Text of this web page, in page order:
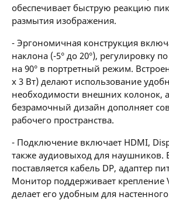
обеспечивает быструю реакцию
размытия изображения.
- Эргономичная конструкция
наклона (-5° до 20°), регулировку
на 90° в портретный режим.
x 3 Вт) делают использование
необходимости внешних колонок,
безрамочный дизайн дополняет
рабочего пространства.
- Подключение включает HDMI,
также аудиовыход для наушников.
поставляется кабель DP, адаптер
Монитор поддерживает крепление
делает его удобным для